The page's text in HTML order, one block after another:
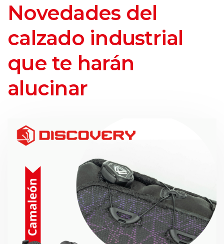
Novedades del
calzado industrial
que te harán
alucinar